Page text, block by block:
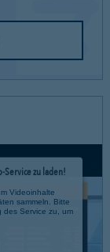
Service zu laden!
Videoinhalte
sammeln. Bitte
des Service zu, um